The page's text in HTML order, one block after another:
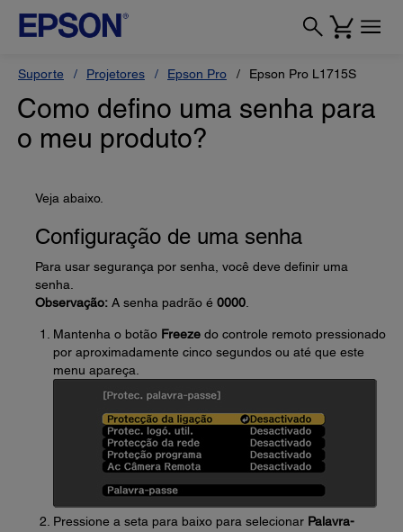
Suporte Projetores Epson Pro Epson Pro L1715S
Como defino uma senha para
o meu produto?
Veja abaixo.
Configuração de uma senha
Para usar segurança por senha, você deve definir uma
senha.
Observação: A senha padrão é 0000
Mantenha o botão Freeze do controle remoto pressionado
por aproximadamente cinco segundos ou até que este
menu apareça.
Pressione a seta para baixo para selecionar Palavra-